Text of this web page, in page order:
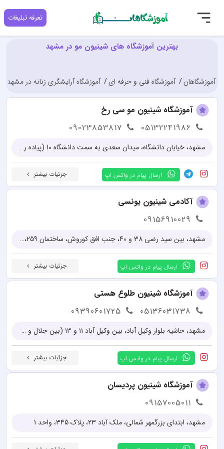
تعرفه تبلیغات
بهترین آموزشگاه های شینیون مو در مشهد
آموزشگاهان آموزشگاه فنی و حرفه ای آموزشگاه آرایشگری زنانه در مشهد
آموزشگاه شینیون مو سی رخ
05132241986
09023853817
مشهد، خیابان دانشگاه، میدان سعدی به سمت دانشگاه 10 (پیاده راه جنت)، حاشیه خیابان، پلاک 206، سالن زیبایی سیرخ (آموزشگاه سیفی)
ارسال پیام در واتس اپ جزئیات بیشتر
آکادمی شینیون یونسی
09156910029
مشهد، بین سید رضی 38 و 40، جنب افق کوروش، ساختمان 259، (ساختمان اداری کیانپارس)
ارسال پیام در واتس اپ جزئیات بیشتر
آموزشگاه شینیون طلوع هستی
05136031738
09390601725
مشهد، حاشیه بلوار وکیل آباد، بین وکیل آباد ۱۱ و ۱۳ (بین جلال و سروش)، جنب لوازم خانگی اسنوا، پلاک ۱۲۳
ارسال پیام در واتس اپ جزئیات بیشتر
آموزشگاه شینیون پردیسان
09157005011
مشهد، ابتدای بزرگمهر شمالی، ملک آباد 23، پلاک 345، واحد 1